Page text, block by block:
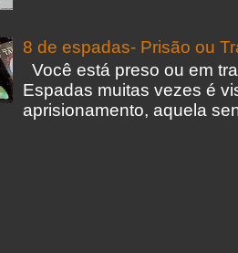
8 de espadas- Prisão ou
Você está preso ou em
Espadas muitas vezes é
aprisionamento, aquela